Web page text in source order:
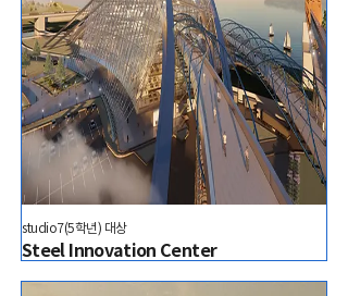
studio7(5학년) 대상
Steel Innovation Center